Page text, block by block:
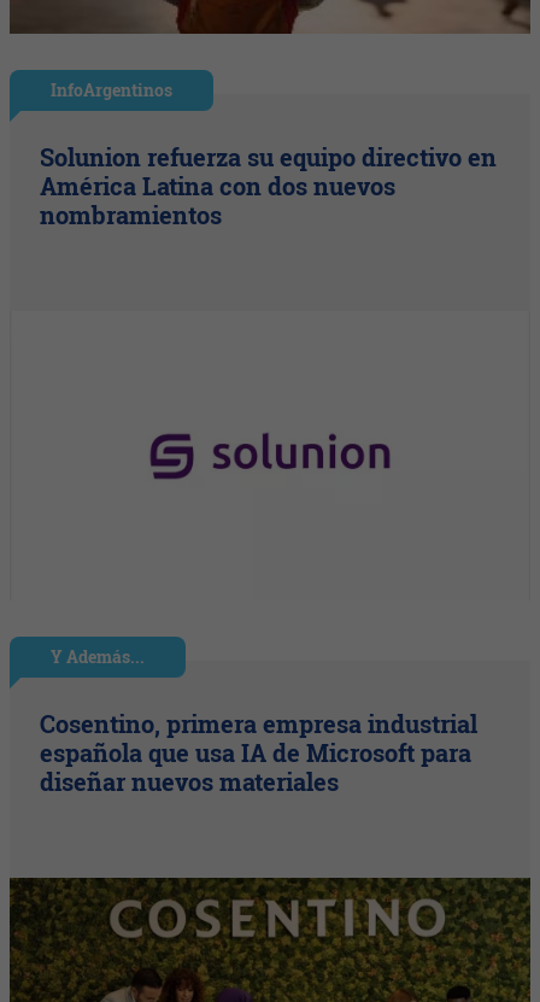
InfoArgentinos
Solunion refuerza su equipo directivo en
América Latina con dos nuevos
nombramientos
Y Además...
Cosentino, primera empresa industrial
española que usa IA de Microsoft para
diseñar nuevos materiales